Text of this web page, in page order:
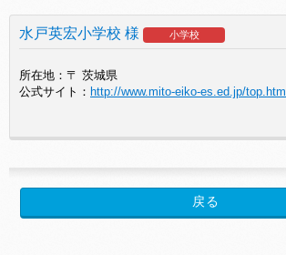
水戸英宏小学校 様 小学校
所在地：〒 茨城県
公式サイト： http://www.mito-eiko-es.ed.jp/top.html